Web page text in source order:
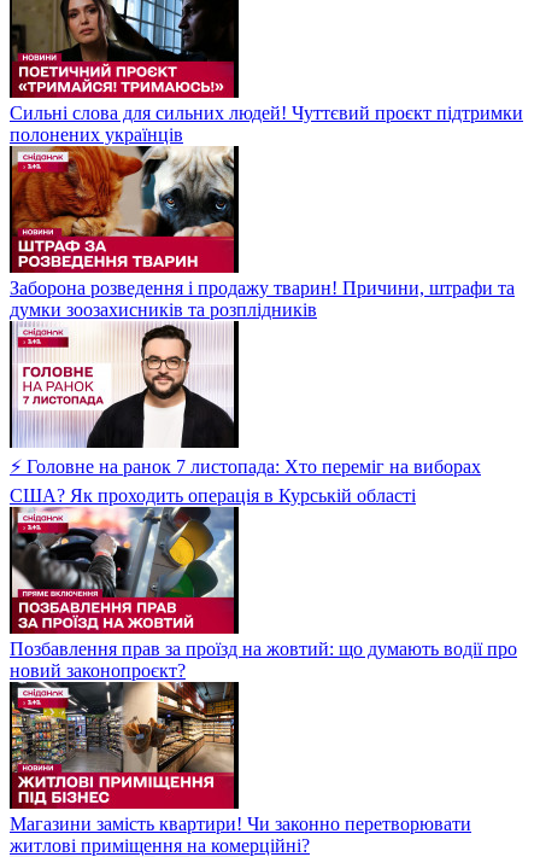
Сильні слова для сильних людей! Чуттєвий проєкт підтримки
полонених українців
Заборона розведення і продажу тварин! Причини, штрафи та
думки зоозахисників та розплідників
⚡ Головне на ранок 7 листопада: Хто переміг на виборах
США? Як проходить операція в Курській області
Позбавлення прав за проїзд на жовтий: що думають водії про
новий законопроєкт?
Магазини замість квартири! Чи законно перетворювати
житлові приміщення на комерційні?